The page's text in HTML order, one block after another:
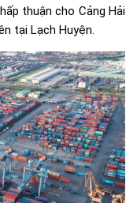
thuận cho Cảng Hải
tại Lạch Huyện.